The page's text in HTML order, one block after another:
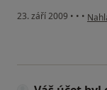
23. září 2009 • • •